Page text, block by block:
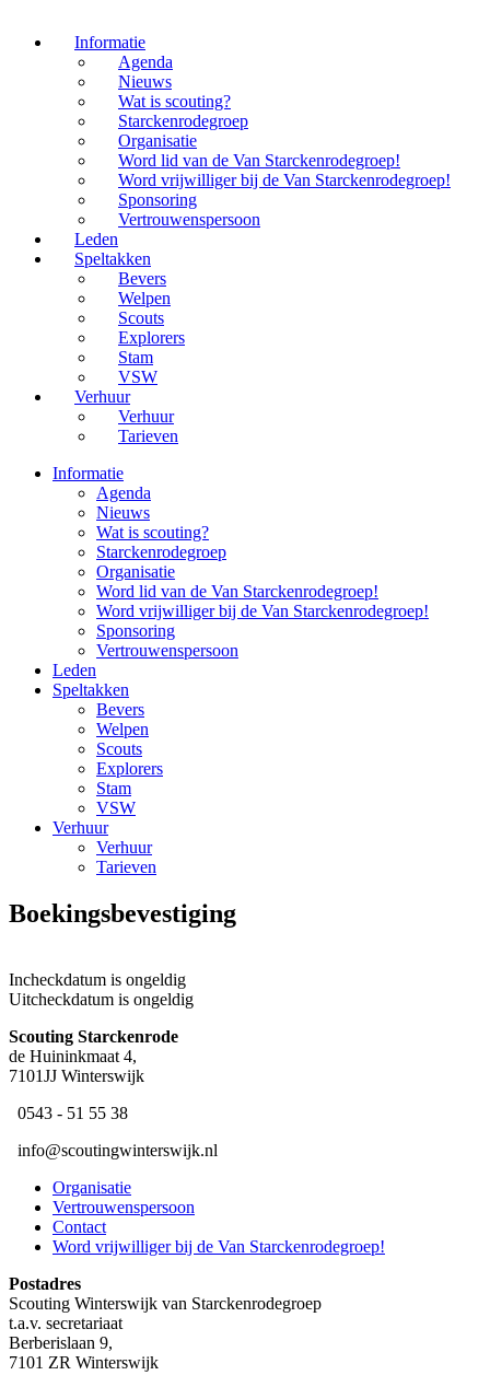
Informatie
Agenda
Nieuws
Wat is scouting?
Starckenrodegroep
Organisatie
Word lid van de Van Starckenrodegroep!
Word vrijwilliger bij de Van Starckenrodegroep!
Sponsoring
Vertrouwenspersoon
Leden
Speltakken
Bevers
Welpen
Scouts
Explorers
Stam
VSW
Verhuur
Verhuur
Tarieven
Informatie
Agenda
Nieuws
Wat is scouting?
Starckenrodegroep
Organisatie
Word lid van de Van Starckenrodegroep!
Word vrijwilliger bij de Van Starckenrodegroep!
Sponsoring
Vertrouwenspersoon
Leden
Speltakken
Bevers
Welpen
Scouts
Explorers
Stam
VSW
Verhuur
Verhuur
Tarieven
Boekingsbevestiging
Incheckdatum is ongeldig
Uitcheckdatum is ongeldig
Scouting ​Starckenrode
de Huininkmaat 4,
7101JJ Winterswijk
​ 0543 - 51 55 38
​ ​info@scoutingwinterswijk.nl
Organisatie
Vertrouwenspersoon
Contact
Word vrijwilliger bij de Van Starckenrodegroep!
Postadres
Scouting Winterswijk van Starckenrodegroep
t.a.v. secretariaat
Berberislaan 9,
7101 ZR Winterswijk